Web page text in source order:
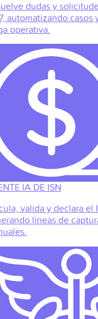
dudas y
automatizando casos
operativa.
IA DE ISN
valida y declara el
líneas de